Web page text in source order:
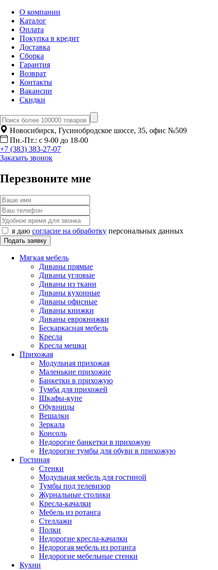
О компании
Каталог
Оплата
Покупка в кредит
Доставка
Сборка
Гарантия
Возврат
Контакты
Вакансии
Скидки
Новосибирск, Гусинобродское шоссе, 35, офис №509
Пн.-Пт.: с 9-00 до 18-00
+7 (383) 383-27-07
Заказать звонок
Перезвоните мне
я даю согласие на обработку персональных данных
Мягкая мебель
Диваны прямые
Диваны угловые
Диваны из ткани
Диваны кухонные
Диваны офисные
Диваны книжки
Диваны еврокнижки
Бескаркасная мебель
Кресла
Кресла мешки
Прихожая
Модульная прихожая
Маленькие прихожие
Банкетки в прихожую
Тумба для прихожей
Шкафы-купе
Обувницы
Вешалки
Зеркала
Консоль
Недорогие банкетки в прихожую
Недорогие тумбы для обуви в прихожую
Гостиная
Стенки
Модульная мебель для гостиной
Тумбы под телевизор
Журнальные столики
Кресла-качалки
Мебель из ротанга
Стеллажи
Полки
Недорогие кресла-качалки
Недорогая мебель из ротанга
Недорогие мебельные стенки
Кухни